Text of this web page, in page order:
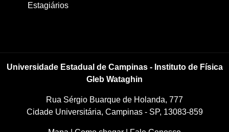
Estagiários
Universidade Estadual de Campinas - Instituto de Física
Gleb Wataghin
Rua Sérgio Buarque de Holanda, 777
Cidade Universitária, Campinas - SP, 13083-859